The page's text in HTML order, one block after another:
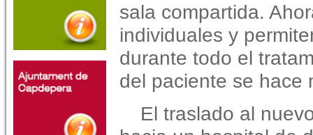
sala compartida.
individuales y
durante todo el
del paciente se hace
El traslado al